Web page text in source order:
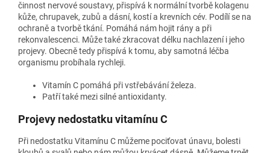
činnost nervové soustavy, přispívá k normální tvorbě kolagenu
kůže, chrupavek, zubů a dásní, kostí a krevních cév. Podílí se na
ochraně a tvorbě tkání. Pomáhá nám hojit rány a při
rekonvalescenci. Může také zkracovat délku nachlazení i jeho
projevy. Obecně tedy přispívá k tomu, aby samotná léčba
organismu probíhala rychleji.
Vitamín C pomáhá při vstřebávání železa.
Patří také mezi silné antioxidanty.
Projevy nedostatku vitamínu C
Při nedostatku Vitamínu C můžeme pociťovat únavu, bolesti